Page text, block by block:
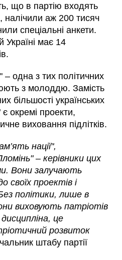
що в партію входять
налічили аж 200 тисяч
спеціальні анкети.
Україні має 14
одна з тих політичних
з молоддю. Замість
більшості українських
окремі проекти,
виховання підлітків.
нації",
– керівники цих
Вони залучають
своїх проектів і
політики, лише в
виховують патріотів
це
розвиток
штабу партії